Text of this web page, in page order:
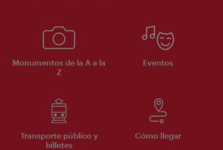
Monumentos de la A a la
Z
Eventos
Transporte público y
billetes
Cómo llegar